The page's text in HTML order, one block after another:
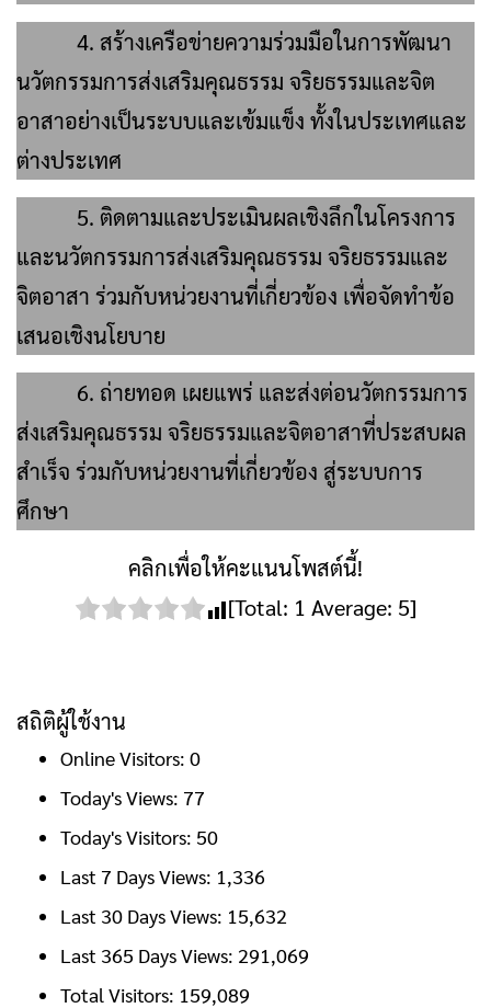
4. สร้างเครือข่ายความร่วมมือในการพัฒนา
นวัตกรรมการส่งเสริมคุณธรรม จริยธรรมและจิต
อาสาอย่างเป็นระบบและเข้มแข็ง ทั้งในประเทศและ
ต่างประเทศ
5. ติดตามและประเมินผลเชิงลึกในโครงการ
และนวัตกรรมการส่งเสริมคุณธรรม จริยธรรมและ
จิตอาสา ร่วมกับหน่วยงานที่เกี่ยวข้อง เพื่อจัดทำข้อ
เสนอเชิงนโยบาย
6. ถ่ายทอด เผยแพร่ และส่งต่อนวัตกรรมการ
ส่งเสริมคุณธรรม จริยธรรมและจิตอาสาที่ประสบผล
สำเร็จ ร่วมกับหน่วยงานที่เกี่ยวข้อง สู่ระบบการ
ศึกษา
คลิกเพื่อให้คะแนนโพสต์นี้!
[Total: 1 Average: 5]
สถิติผู้ใช้งาน
Online Visitors: 0
Today's Views: 77
Today's Visitors: 50
Last 7 Days Views: 1,336
Last 30 Days Views: 15,632
Last 365 Days Views: 291,069
Total Visitors: 159,089